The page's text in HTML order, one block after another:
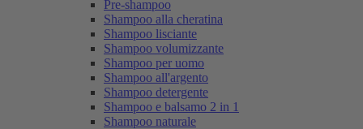
Pre-shampoo
Shampoo alla cheratina
Shampoo lisciante
Shampoo volumizzante
Shampoo per uomo
Shampoo all'argento
Shampoo detergente
Shampoo e balsamo 2 in 1
Shampoo naturale